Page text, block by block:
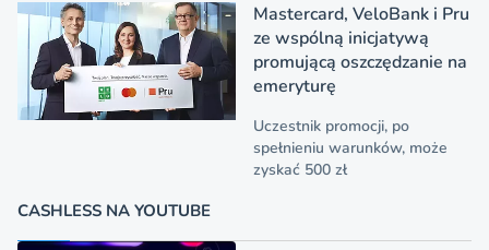
Mastercard, VeloBank i Pru
ze wspólną inicjatywą
promującą oszczędzanie na
emeryturę
Uczestnik promocji, po
spełnieniu warunków, może
zyskać 500 zł
CASHLESS NA YOUTUBE